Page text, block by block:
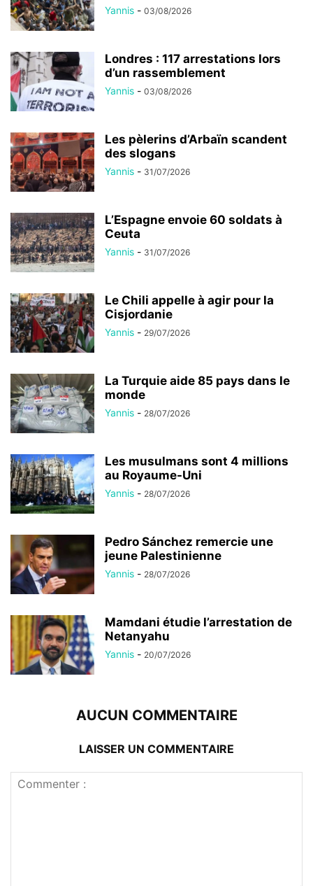
Yannis - 03/08/2026
Londres : 117 arrestations lors
d’un rassemblement
Yannis - 03/08/2026
Les pèlerins d’Arbaïn scandent
des slogans
Yannis - 31/07/2026
L’Espagne envoie 60 soldats à
Ceuta
Yannis - 31/07/2026
Le Chili appelle à agir pour la
Cisjordanie
Yannis - 29/07/2026
La Turquie aide 85 pays dans le
monde
Yannis - 28/07/2026
Les musulmans sont 4 millions
au Royaume-Uni
Yannis - 28/07/2026
Pedro Sánchez remercie une
jeune Palestinienne
Yannis - 28/07/2026
Mamdani étudie l’arrestation de
Netanyahu
Yannis - 20/07/2026
AUCUN COMMENTAIRE
LAISSER UN COMMENTAIRE